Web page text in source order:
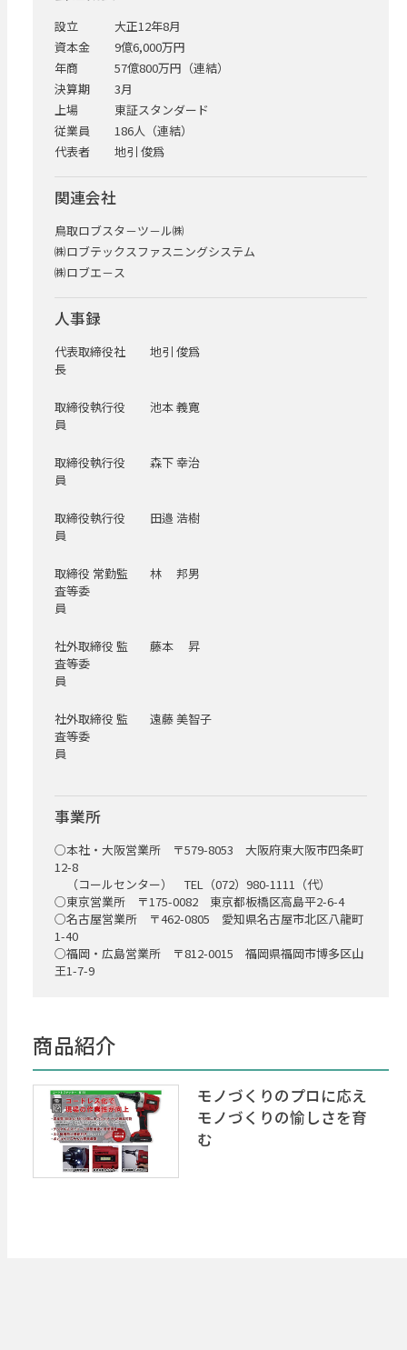
設立
大正12年8月
資本金
9億6,000万円
年商
57億800万円（連結）
決算期
3月
上場
東証スタンダード
従業員
186人（連結）
代表者
地引 俊爲
関連会社
鳥取ロブスタ－ツ－ル㈱
㈱ロブテックスファスニングシステム
㈱ロブエ－ス
人事録
代表取締役社
長
地引 俊爲
取締役執行役
員
池本 義寛
取締役執行役
員
森下 幸治
取締役執行役
員
田邉 浩樹
取締役 常勤監
査等委
員
林 邦男
社外取締役 監
査等委
員
藤本 昇
社外取締役 監
査等委
員
遠藤 美智子
事業所
○本社・大阪営業所 〒579-8053 大阪府東大阪市四条町
12-8
（コールセンター） TEL（072）980-1111（代）
○東京営業所 〒175-0082 東京都板橋区高島平2-6-4
○名古屋営業所 〒462-0805 愛知県名古屋市北区八龍町
1-40
○福岡・広島営業所 〒812-0015 福岡県福岡市博多区山
王1-7-9
商品紹介
モノづくりのプロに応え
モノづくりの愉しさを育
む